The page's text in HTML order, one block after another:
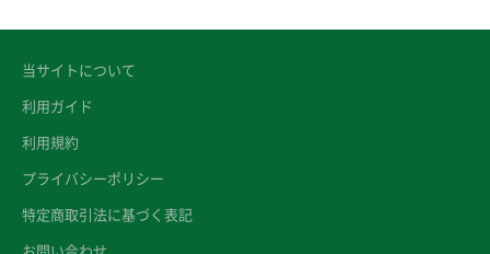
当サイトについて
利用ガイド
利用規約
プライバシーポリシー
特定商取引法に基づく表記